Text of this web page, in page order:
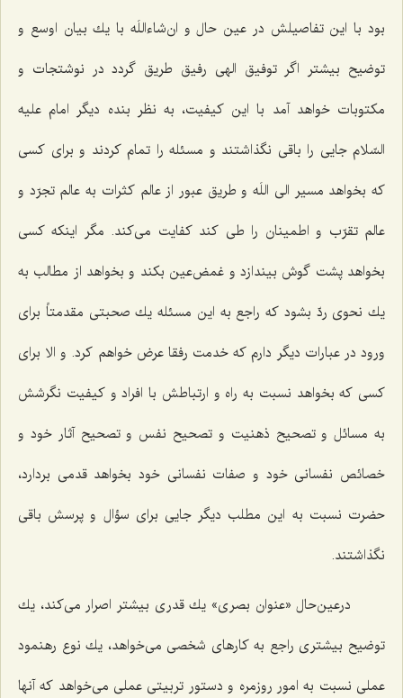
بود با این تفاصیلش در عین حال و ان‌شاءاللَه با یك بیان اوسع و
توضیح بیشتر اگر توفیق الهی رفیق طریق گردد در نوشتجات و
مكتوبات خواهد آمد با این كیفیت، به نظر بنده دیگر امام علیه
السّلام جایی را باقی نگذاشتند و مسئله را تمام كردند و برای كسی
كه بخواهد مسیر الی اللَه و طریق عبور از عالم كثرات به عالم تجرّد و
عالم تقرّب و اطمینان را طی كند كفایت می‌كند. مگر اینكه كسی
بخواهد پشت گوش بیندازد و غمض‌عین بكند و بخواهد از مطالب به
یك نحوی ردّ بشود كه راجع به این مسئله یك صحبتی مقدمتاً برای
ورود در عبارات دیگر دارم كه خدمت رفقا عرض خواهم كرد. و الا برای
كسی كه بخواهد نسبت به راه و ارتباطش با افراد و كیفیت نگرشش
به مسائل و تصحیح ذهنیت و تصحیح نفس و تصحیح آثار خود و
خصائص نفسانی خود و صفات نفسانی خود بخواهد قدمی بردارد،
حضرت نسبت به این مطلب دیگر جایی برای سؤال و پرسش باقی
نگذاشتند.
درعین‌حال «عنوان بصری» یك قدری بیشتر اصرار می‌كند، یك
توضیح بیشتری راجع به كارهای شخصی می‌خواهد، یك نوع رهنمود
عملی نسبت به امور روزمره و دستور تربیتی عملی می‌خواهد كه آنها